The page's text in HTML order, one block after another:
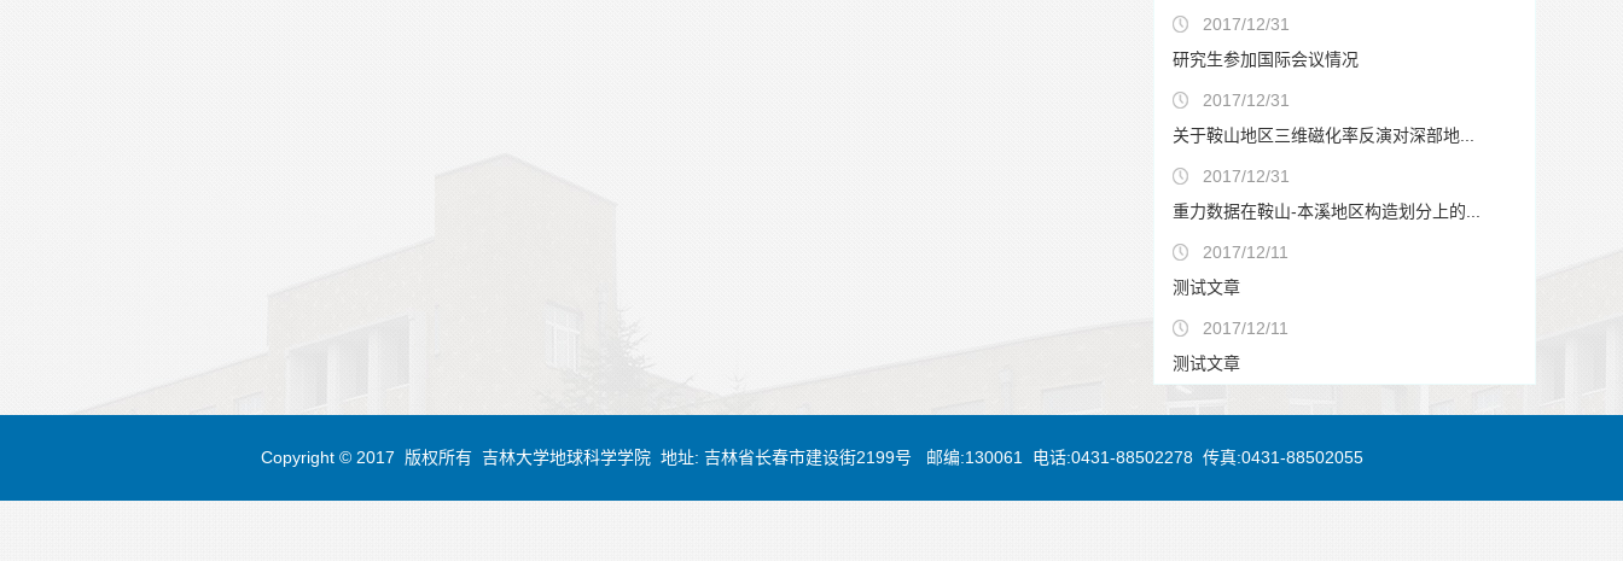
2017/12/31
研究生参加国际会议情况
2017/12/31
关于鞍山地区三维磁化率反演对深部地...
2017/12/31
重力数据在鞍山-本溪地区构造划分上的...
2017/12/11
测试文章
2017/12/11
测试文章
Copyright © 2017 版权所有 吉林大学地球科学学院 地址: 吉林省长春市建设街2199号 邮编:130061 电话:0431-88502278 传真:0431-88502055